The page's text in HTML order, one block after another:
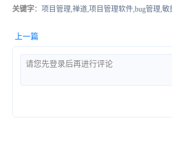
关键字：项目管理,禅道,项目管理软件,bug管理,
上一篇